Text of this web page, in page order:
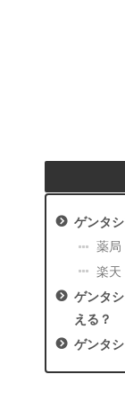
ゲンタ
薬局
楽天
ゲンタ
える？
ゲンタ